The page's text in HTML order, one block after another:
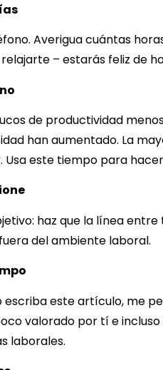
Averigua cuántas
– estarás feliz de
de productividad
han aumentado. La
Usa este tiempo para
haz que la línea
del ambiente laboral.
escriba este artículo, me
valorado por tí e
laborales.